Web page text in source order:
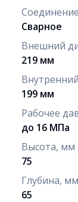
Соединение
Сварное
Внешний
219 мм
199 мм
Рабочее
до 16 МПа
Высота, мм
75
Глубина, мм
65